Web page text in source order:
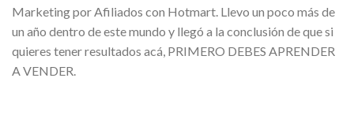
Marketing por Afiliados con Hotmart. Llevo un poco más de
un año dentro de este mundo y llegó a la conclusión de que si
quieres tener resultados acá, PRIMERO DEBES APRENDER
A VENDER.